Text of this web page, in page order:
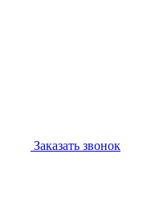
Заказать звонок